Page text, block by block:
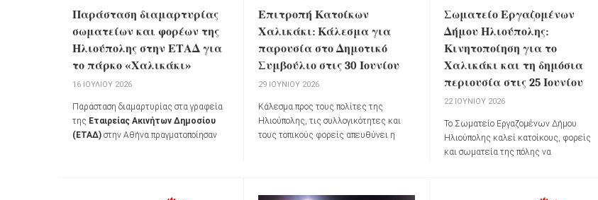
Παράσταση διαμαρτυρίας
σωματείων και φορέων της
Ηλιούπολης στην ΕΤΑΔ για
το πάρκο «Χαλικάκι»
16 ΙΟΥΛΊΟΥ 2026
Παράσταση διαμαρτυρίας στα γραφεία
της Εταιρείας Ακινήτων Δημοσίου
(ΕΤΑΔ) στην Αθήνα πραγματοποίησαν
της Ηλιούπολης, μαζί με κατοίκους της
Επιτροπή Κατοίκων
Χαλικάκι: Κάλεσμα για
παρουσία στο Δημοτικό
Συμβούλιο στις 30 Ιουνίου
29 ΙΟΥΝΊΟΥ 2026
Κάλεσμα προς τους πολίτες της
Ηλιούπολης, τις συλλογικότητες και
τους τοπικούς φορείς απευθύνει η
συνεδρίαση του Δημοτικού Συμβουλίου
Σωματείο Εργαζομένων
Δήμου Ηλιούπολης:
Κινητοποίηση για το
Χαλικάκι και τη δημόσια
περιουσία στις 25 Ιουνίου
22 ΙΟΥΝΊΟΥ 2026
Το Σωματείο Εργαζομένων Δήμου
Ηλιούπολης καλεί κατοίκους, φορείς
και σωματεία της πόλης να
πραγματοποιηθεί τηνΠέμπτη 25